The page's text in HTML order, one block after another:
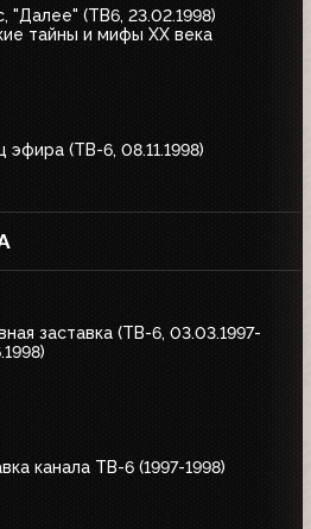
"Далее" (ТВ6, 23.02.1998)
тайны и мифы XX века
эфира (ТВ-6, 08.11.1998)
заставка (ТВ-6, 03.03.1997-
канала ТВ-6 (1997-1998)